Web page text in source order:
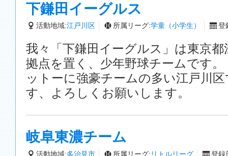
下鎌田イーグルス
活動地域:江戸川区 所属リーグ:学童（小学生） 登
我々「下鎌田イーグルス」は東京
拠点を置く、少年野球チームです
ットーに強豪チームの多い江戸川
す、よろしくお願いします。
岐阜東濃チーム
活動地域:多治見市 所属リーグ: リトルリーグ 登録